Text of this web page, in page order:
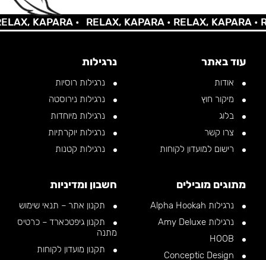
KAPARA • RELAX, KAPARA •RELAX, KAPARA •
עוד באתר
אודות
מיקור חוץ
בלוג
צרו קשר
רישום למועדון לקוחות
נרגילות
נרגילות רוסיות
נרגילות נירוסטה
נרגילות מיוחדות
נרגילות יוקרתיות
נרגילות קטנות
מתוגים מובילים
נרגילות Alpha Hookah
נרגילות Amy Deluxe
חשבון ומדיניות
תקנון אתר – תנאי שימוש
תקנון גיפטכארד – כרטיס
מתנה
תקנון מועדון לקוחות